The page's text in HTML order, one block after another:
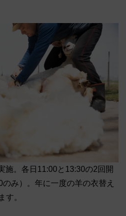
施。各日11:00と13:30の2回開
み）。年に一度の羊の衣替え
す。